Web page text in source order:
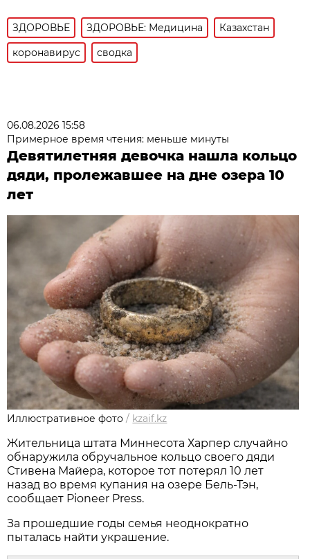
ЗДОРОВЬЕ ЗДОРОВЬЕ: Медицина
Казахстан
коронавирус
сводка
06.08.2026 15:58
Примерное время чтения: меньше минуты
Девятилетняя девочка нашла кольцо
дяди, пролежавшее на дне озера 10
лет
Иллюстративное фото / kzaif.kz
Жительница штата Миннесота Харпер случайно
обнаружила обручальное кольцо своего дяди
Стивена Майера, которое тот потерял 10 лет
назад во время купания на озере Бель-Тэн,
сообщает Pioneer Press.
За прошедшие годы семья неоднократно
пыталась найти украшение.